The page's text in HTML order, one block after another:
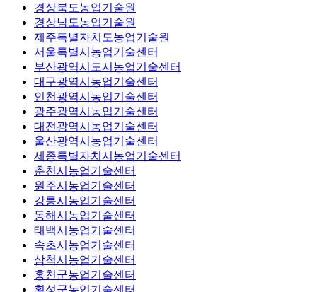
경상북도농업기술원
경상남도농업기술원
제주특별자치도농업기술원
서울특별시농업기술센터
부산광역시도시농업기술센터
대구광역시농업기술센터
인천광역시농업기술센터
광주광역시농업기술센터
대전광역시농업기술센터
울산광역시농업기술센터
세종특별자치시농업기술센터
춘천시농업기술센터
원주시농업기술센터
강릉시농업기술센터
동해시농업기술센터
태백시농업기술센터
속초시농업기술센터
삼척시농업기술센터
홍천군농업기술센터